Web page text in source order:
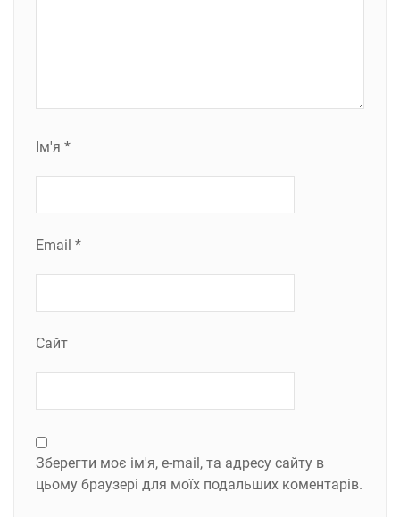
Ім'я *
Email *
Сайт
Зберегти моє ім'я, e-mail, та адресу сайту в
цьому браузері для моїх подальших коментарів.